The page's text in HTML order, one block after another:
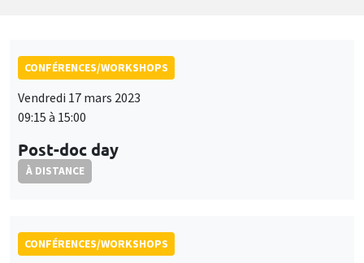
CONFÉRENCES/WORKSHOPS
Vendredi 17 mars 2023
09:15 à 15:00
Post-doc day
À DISTANCE
CONFÉRENCES/WORKSHOPS